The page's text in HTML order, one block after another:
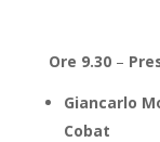
Ore 9.30–
Giancarlo
Cobat